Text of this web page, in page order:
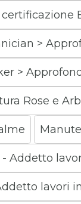
>
>
Rose e
Addetto
lavori